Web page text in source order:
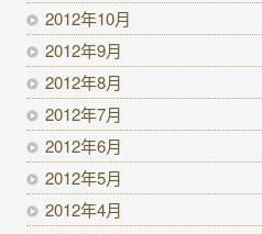
2012年10月
2012年9月
2012年8月
2012年7月
2012年6月
2012年5月
2012年4月